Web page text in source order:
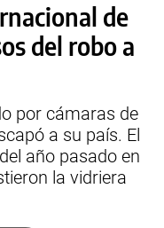
de
del robo a
por cámaras de
a su país. El
año pasado en
la vidriera